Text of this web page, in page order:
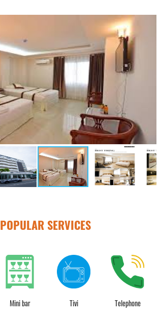
POPULAR SERVICES
Mini bar Tivi Telephone